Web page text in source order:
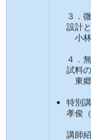
３．
設計
小林
４．
試料
東郷
特別
孝俊
講師